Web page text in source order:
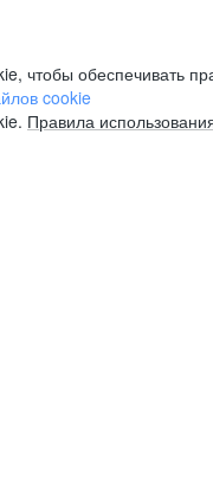
чтобы обеспечивать
cookie
Правила